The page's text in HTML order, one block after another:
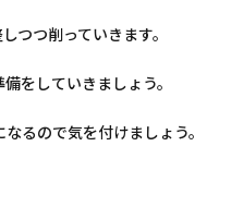
つつ削っていきます。
をしていきましょう。
るので気を付けましょう。